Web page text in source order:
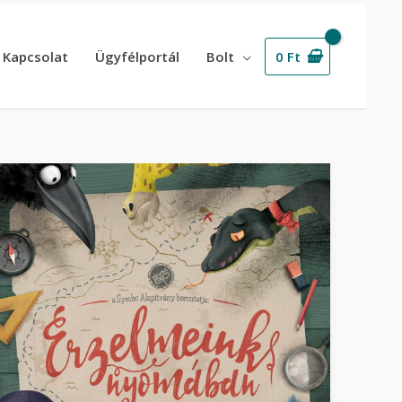
Kapcsolat Ügyfélportál Bolt 0 Ft